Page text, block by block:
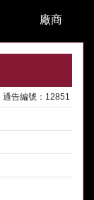
廠商
通告編號：12851